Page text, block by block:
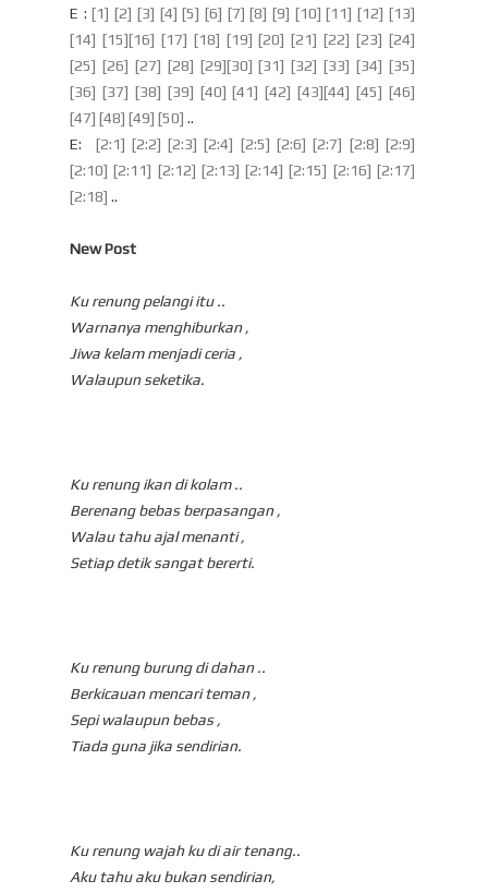
E :[1] [2] [3] [4] [5] [6] [7] [8] [9] [10] [11] [12] [13]
[14] [15][16] [17] [18] [19] [20] [21] [22] [23] [24]
[25] [26] [27] [28] [29][30] [31] [32] [33] [34] [35]
[36] [37] [38] [39] [40] [41] [42] [43][44] [45] [46]
[47] [48] [49] [50] ..
E: [2:1] [2:2] [2:3] [2:4] [2:5] [2:6] [2:7] [2:8] [2:9]
[2:10] [2:11] [2:12] [2:13] [2:14] [2:15] [2:16] [2:17]
[2:18] ..
New Post
Ku renung pelangi itu ..
Warnanya menghiburkan ,
Jiwa kelam menjadi ceria ,
Walaupun seketika.
Ku renung ikan di kolam ..
Berenang bebas berpasangan ,
Walau tahu ajal menanti ,
Setiap detik sangat bererti.
Ku renung burung di dahan ..
Berkicauan mencari teman ,
Sepi walaupun bebas ,
Tiada guna jika sendirian.
Ku renung wajah ku di air tenang..
Aku tahu aku bukan sendirian,